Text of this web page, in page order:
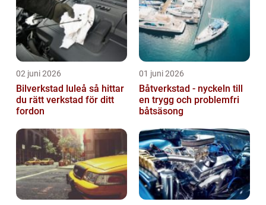
och ...
02 juni 2026
Bilverkstad luleå så hittar
du rätt verkstad för ditt
fordon
01 juni 2026
Båtverkstad - nyckeln till
en trygg och problemfri
båtsäsong